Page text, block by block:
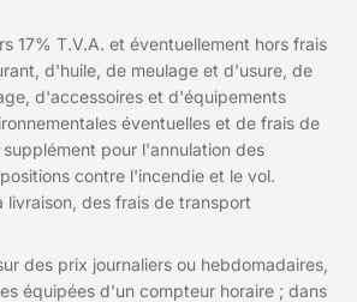
17% T.V.A. et éventuellement hors frais
d'huile, de meulage et d'usure, de
d'accessoires et d'équipements
éventuelles et de frais de
pour l'annulation des
contre l'incendie et le vol.
livraison, des frais de transport
des prix journaliers ou hebdomadaires,
équipées d'un compteur horaire ; dans